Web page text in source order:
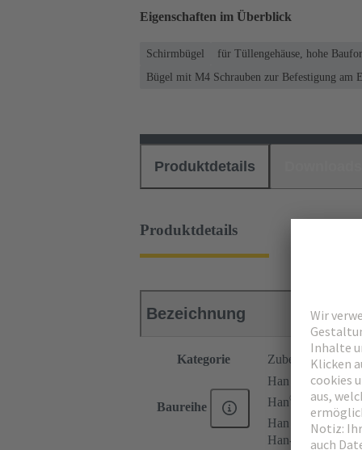
Eigenschaften im Überblick
Schirmbügel für Tüllengehäuse, hohe
Bügel mit M4 Schrauben zur Befestigung am
Produktdetails
Produktdetails
Bezeichnung
Kategorie Zubehör
Baureihe
Han E
Han®
EE
Han DD®
Han-Snap®